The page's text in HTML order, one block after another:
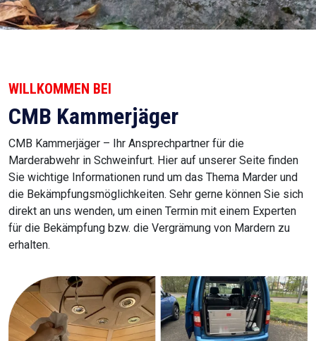
WILLKOMMEN BEI
CMB Kammerjäger
CMB Kammerjäger – Ihr Ansprechpartner für die
Marderabwehr in Schweinfurt. Hier auf unserer Seite finden
Sie wichtige Informationen rund um das Thema Marder und
die Bekämpfungsmöglichkeiten. Sehr gerne können Sie sich
direkt an uns wenden, um einen Termin mit einem Experten
für die Bekämpfung bzw. die Vergrämung von Mardern zu
erhalten.